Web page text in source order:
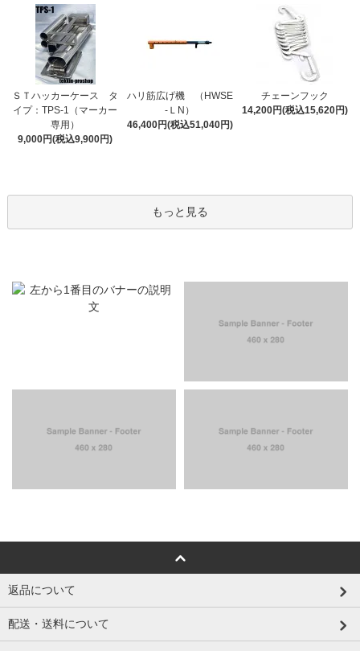
ＳＴハッカーケース タ
イプ：TPS-1（マーカー
専用）
9,000円(税込9,900円)
ハリ筋広げ機 （HWSE
-ＬN）
46,400円(税込51,040円)
チェーンフック
14,200円(税込15,620円)
もっと見る
返品について
配送・送料について